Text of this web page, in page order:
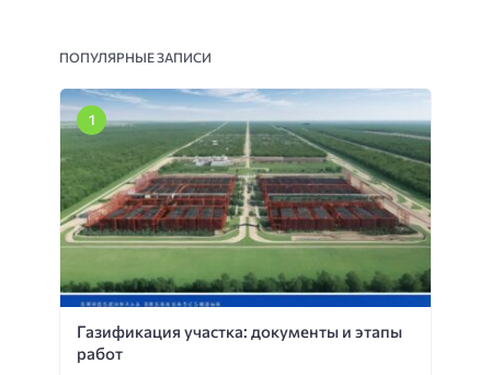
ПОПУЛЯРНЫЕ ЗАПИСИ
Газификация участка: документы и этапы
работ